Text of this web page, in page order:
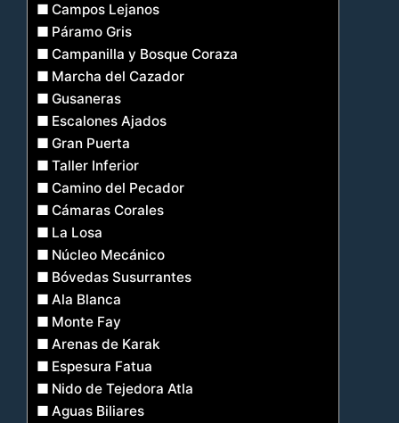
Campos Lejanos
Páramo Gris
Campanilla y Bosque Coraza
Marcha del Cazador
Gusaneras
Escalones Ajados
Gran Puerta
Taller Inferior
Camino del Pecador
Cámaras Corales
La Losa
Núcleo Mecánico
Bóvedas Susurrantes
Ala Blanca
Monte Fay
Arenas de Karak
Espesura Fatua
Nido de Tejedora Atla
Aguas Biliares